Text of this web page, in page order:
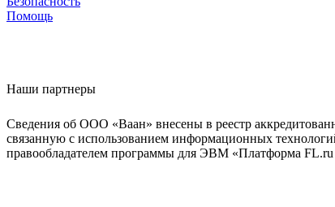
Помощь
Наши партнеры
Сведения об ООО «Ваан» внесены в реестр
связанную с использованием информационных
правообладателем программы для ЭВМ «Платформа FL.ru